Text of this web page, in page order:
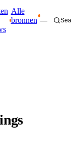
Alle
bronnen —